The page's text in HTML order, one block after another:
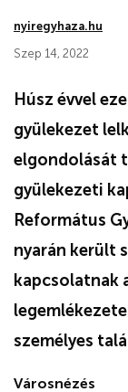
nyiregyhaza.hu
Szep 14, 2022
Húsz évvel
gyülekezet
elgondolását
gyülekezeti
Református
nyarán került
kapcsolatnak
személyes
Városnézés